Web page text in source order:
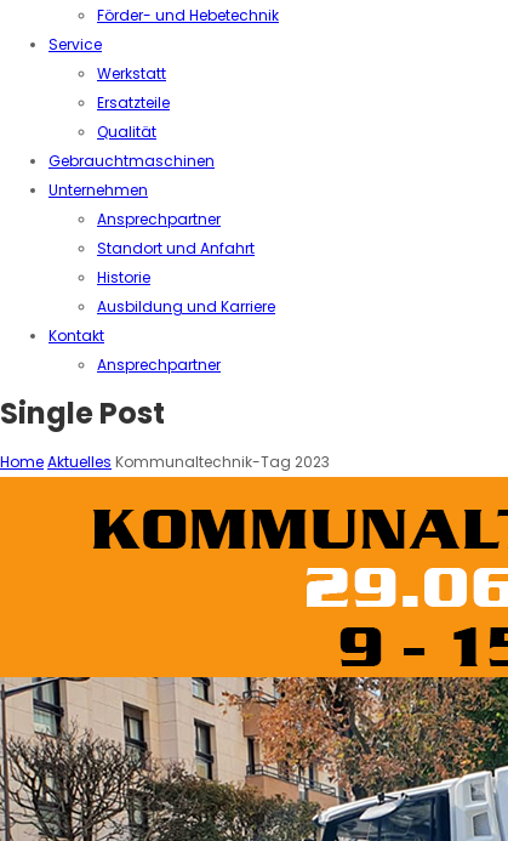
Förder- und Hebetechnik
Service
Werkstatt
Ersatzteile
Qualität
Gebrauchtmaschinen
Unternehmen
Ansprechpartner
Standort und Anfahrt
Historie
Ausbildung und Karriere
Kontakt
Ansprechpartner
Single Post
HomeAktuelles Kommunaltechnik-Tag 2023